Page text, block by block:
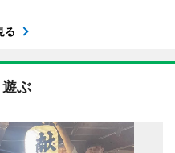
る
遊ぶ